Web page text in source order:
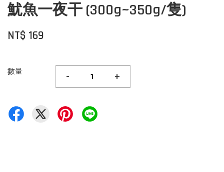
魷魚一夜干 (300g~350g/隻)
NT$ 169
數量 - +